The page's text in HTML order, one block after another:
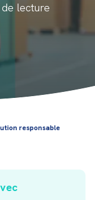
lecture
responsable